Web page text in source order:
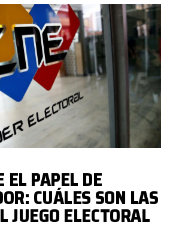
EL PAPEL DE
CUÁLES SON LAS
JUEGO ELECTORAL